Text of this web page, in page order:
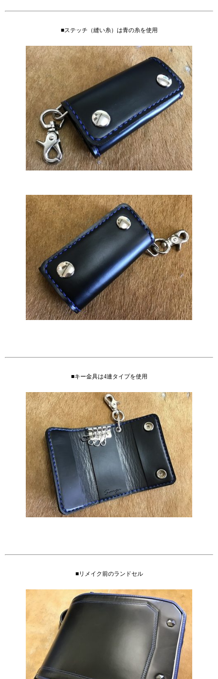
■ステッチ（縫い糸）は青の糸を使用
■キー金具は4連タイプを使用
■リメイク前のランドセル